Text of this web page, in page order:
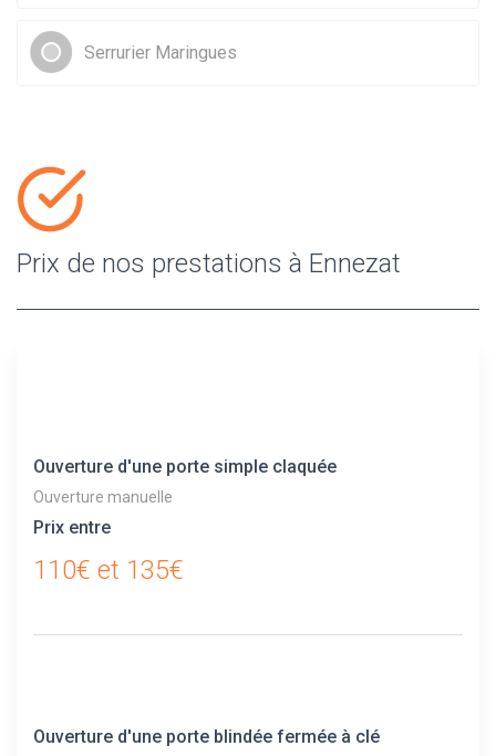
Serrurier Maringues
Prix de nos prestations à Ennezat
Ouverture d'une porte simple claquée
Ouverture manuelle
Prix entre
110€ et 135€
Ouverture d'une porte blindée fermée à clé